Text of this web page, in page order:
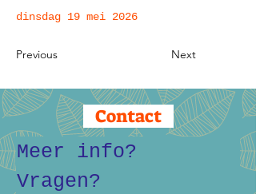
dinsdag 19 mei 2026
Previous Next
Contact
Meer info?
Vragen?